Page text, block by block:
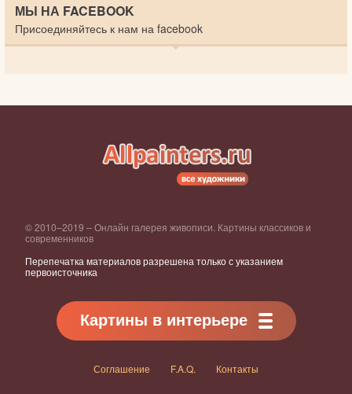
МЫ НА FACEBOOK
Присоединяйтесь к нам на facebook
© 2010–2019 – Онлайн галерея живописи. Картины классиков и
современников
Перепечатка материалов разрешена только с указанием
первоисточника
Картины в интерьере
Соглашение F.A.Q. Контакты